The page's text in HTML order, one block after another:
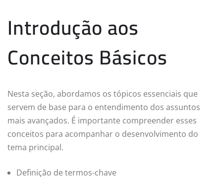
Introdução aos
Conceitos Básicos
Nesta seção, abordamos os tópicos essenciais que
servem de base para o entendimento dos assuntos
mais avançados. É importante compreender esses
conceitos para acompanhar o desenvolvimento do
tema principal.
Definição de termos-chave